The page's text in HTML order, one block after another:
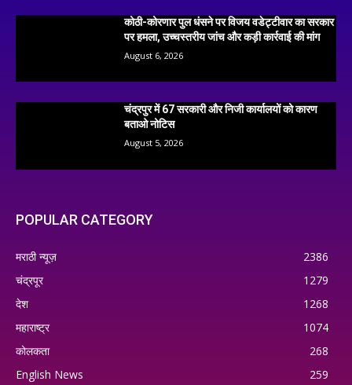
कोठी-कोरणार पुल धंसने पर विजय वडेट्टीवार का सरकार
पर हमला, उच्चस्तरीय जांच और कड़ी कार्रवाई की मांग
August 6, 2026
चंद्रपुर में 67 सरकारी और निजी कार्यालयों को कारण
बताओ नोटिस
August 5, 2026
POPULAR CATEGORY
मराठी न्यूज़
2386
चंद्रपूर
1279
देश
1268
महाराष्ट्र
1074
कोलकता
268
English News
259